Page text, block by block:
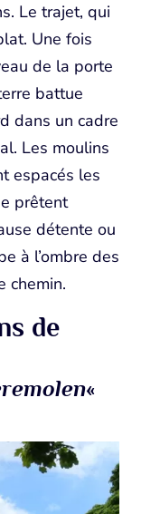
Le trajet, qui
Une fois
de la porte
battue
dans un cadre
Les moulins
espacés les
prêtent
détente ou
à l’ombre des
chemin.
de
«